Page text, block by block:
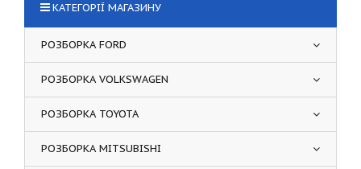
КАТЕГОРІЇ МАГАЗИНУ
РОЗБОРКА FORD
РОЗБОРКА VOLKSWAGEN
РОЗБОРКА TOYOTA
РОЗБОРКА MITSUBISHI